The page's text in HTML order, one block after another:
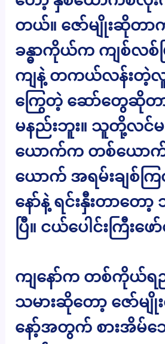
တယ်။ ဇော်မျိုးဆိုတ
ခန္ဓာကိုယ်က ကျစ်လစ်
ကျနဲ့ တကယ်လန်းတဲ့လူ
ကြွေတဲ့ ဆော်တွေဆိုတ
မနည်းဘူး။ သူတို့လင်မ
ယောက်က တစ်ယော
ယောက် အရမ်းချစ်ကြ
နော်နဲ့ ရင်းနှီးတာတော့
ပြီ။ ငယ်ပေါင်းကြီးဖ
ကျနော်က တစ်ကိုယ်
သမားဆိုတော့ ဇော်မ
နော့်အတွက် စားအိမ်